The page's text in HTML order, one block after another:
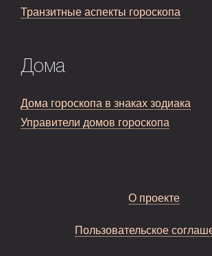
Транзитные аспекты гороскопа
Дома
Дома гороскопа в знаках зодиака
Управители домов гороскопа
О проекте
Пользовательское